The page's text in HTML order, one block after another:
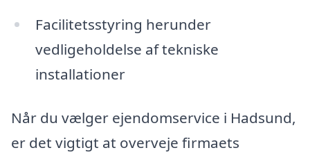
Facilitetsstyring herunder
vedligeholdelse af tekniske
installationer
Når du vælger ejendomservice i Hadsund,
er det vigtigt at overveje firmaets